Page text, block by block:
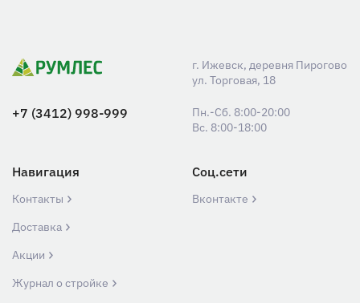
г. Ижевск, деревня Пирогово
ул. Торговая, 18
+7 (3412) 998-999
Пн.-Сб. 8:00-20:00
Вс. 8:00-18:00
Навигация
Контакты
Доставка
Акции
Журнал о стройке
Соц.сети
Вконтакте